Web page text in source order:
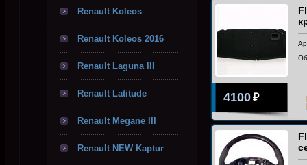
Renault Koleos
Renault Koleos 2016
Renault Laguna III
Renault Latitude
Renault Megane III
Renault NEW Kaptur
4100₽